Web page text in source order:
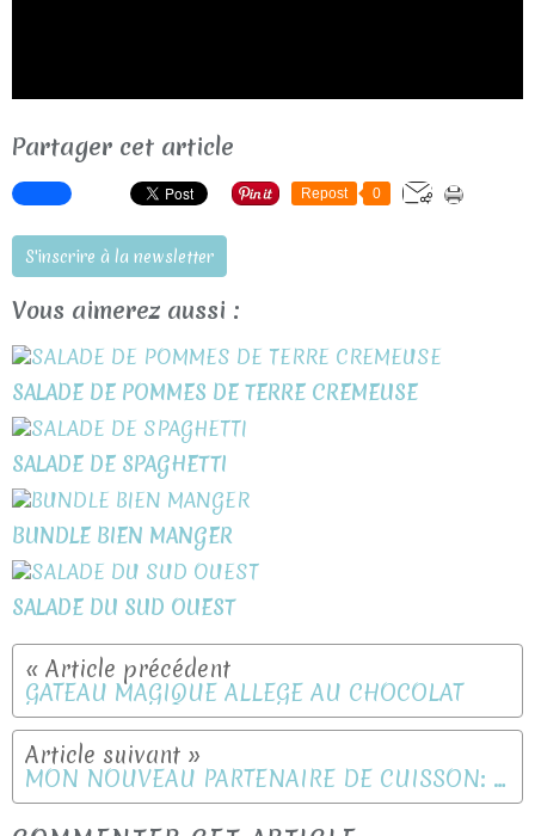
Partager cet article
Repost 0
S'inscrire à la newsletter
Vous aimerez aussi :
SALADE DE POMMES DE TERRE CREMEUSE
SALADE DE SPAGHETTI
BUNDLE BIEN MANGER
SALADE DU SUD OUEST
GÂTEAU MAGIQUE ALLÉGÉ AU CHOCOLAT
MON NOUVEAU PARTENAIRE DE CUISSON: MENASTYL